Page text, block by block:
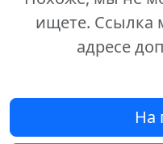
ищете. Ссылка
адресе
На